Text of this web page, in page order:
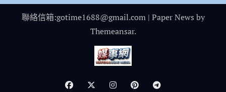
聯絡信箱:gotime1688@gmail.com | Paper News by
Themeansar.